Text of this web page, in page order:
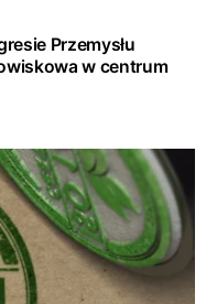
Przemysłu
w centrum